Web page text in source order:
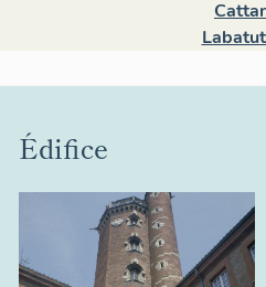
Édifice